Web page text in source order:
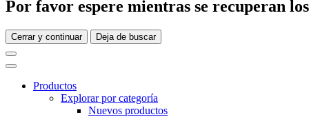
Por favor espere mientras se recuperan
Cerrar y continuar Deja de buscar
Productos
Explorar por categoría
Nuevos productos